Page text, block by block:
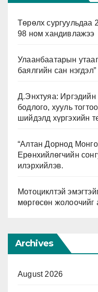
Төрөлх сургуульдаа
98 ном хандивлажээ
Улаанбаатарын
баялгийн сан
Д.Энхтуяа: Иргэдийн
бодлого, хууль
шийдэлд хүргэхийн
“Алтан Дорнод
Ерөнхийлөгчийн
илэрхийлэв.
Мотоциклтэй
мөргөсөн
Archives
August 2026